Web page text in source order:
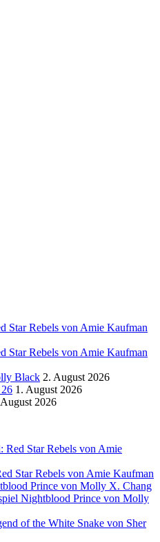
Star Rebels von Amie Kaufman
Star Rebels von Amie Kaufman
Black 2. August 2026
1. August 2026
2026
Red Star Rebels von Amie
Star Rebels von Amie Kaufman
Prince von Molly X. Chang
Nightblood Prince von Molly
of the White Snake von Sher